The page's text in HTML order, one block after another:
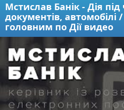
Мстислав Банік - Дія
документів, автомобілі
головним по Дії видео